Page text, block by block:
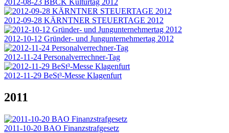
2012-09-28 KÄRNTNER STEUERTAGE 2012
2012-10-12 Gründer- und Jungunternehmertag 2012
2012-11-24 Personalverrechner-Tag
2012-11-29 BeSt³-Messe Klagenfurt
2011
2011-10-20 BAO Finanzstrafgesetz